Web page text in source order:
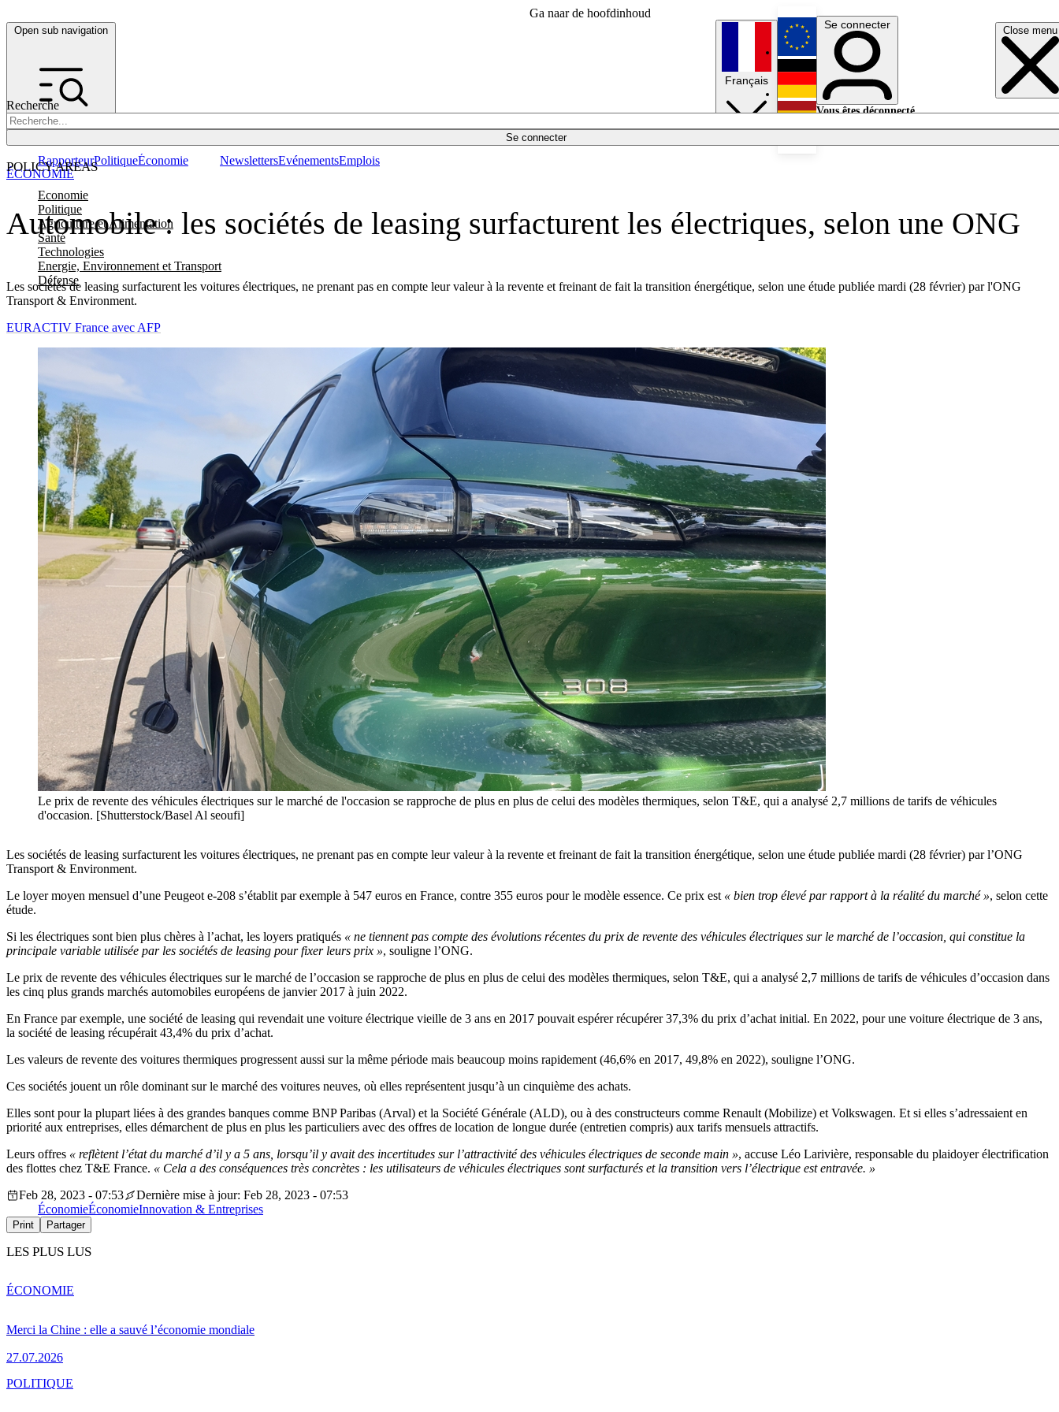
Ga naar de hoofdinhoud
Open sub navigation Close menu
Recherche
Se connecter
POLICY AREAS
Economie
Politique
Agriculture et Alimentation
Santé
Technologies
Energie, Environnement et Transport
Défense
RapporteurPolitiqueÉconomie NewslettersEvénementsEmplois
Français
English
Deutsch
Se connecter
Vous êtes déconnecté.
Automobile : les sociétés de leasing surfacturent les électriques, selon une ONG
Les sociétés de leasing surfacturent les voitures électriques, ne prenant pas en compte leur valeur à la revente et freinant de fait la transition énergétique, selon une étude publiée mardi (28 février) par l'ONG
Transport & Environment.
ÉCONOMIE
EURACTIV France avec AFP
Le prix de revente des véhicules électriques sur le marché de l'occasion se rapproche de plus en plus de celui des modèles thermiques, selon T&E, qui a analysé 2,7 millions de tarifs de véhicules
d'occasion. [Shutterstock/Basel Al seoufi]
Les sociétés de leasing surfacturent les voitures électriques, ne prenant pas en compte leur valeur à la revente et freinant de fait la transition énergétique, selon une étude publiée mardi (28 février) par l’ONG
Transport & Environment.
Le loyer moyen mensuel d’une Peugeot e-208 s’établit par exemple à 547 euros en France, contre 355 euros pour le modèle essence. Ce prix est « bien trop élevé par rapport à la réalité du marché », selon cette
étude.
Si les électriques sont bien plus chères à l’achat, les loyers pratiqués « ne tiennent pas compte des évolutions récentes du prix de revente des véhicules électriques sur le marché de l’occasion, qui constitue la
principale variable utilisée par les sociétés de leasing pour fixer leurs prix », souligne l’ONG.
Le prix de revente des véhicules électriques sur le marché de l’occasion se rapproche de plus en plus de celui des modèles thermiques, selon T&E, qui a analysé 2,7 millions de tarifs de véhicules d’occasion dans
les cinq plus grands marchés automobiles européens de janvier 2017 à juin 2022.
En France par exemple, une société de leasing qui revendait une voiture électrique vieille de 3 ans en 2017 pouvait espérer récupérer 37,3% du prix d’achat initial. En 2022, pour une voiture électrique de 3 ans,
la société de leasing récupérait 43,4% du prix d’achat.
Les valeurs de revente des voitures thermiques progressent aussi sur la même période mais beaucoup moins rapidement (46,6% en 2017, 49,8% en 2022), souligne l’ONG.
Ces sociétés jouent un rôle dominant sur le marché des voitures neuves, où elles représentent jusqu’à un cinquième des achats.
Elles sont pour la plupart liées à des grandes banques comme BNP Paribas (Arval) et la Société Générale (ALD), ou à des constructeurs comme Renault (Mobilize) et Volkswagen. Et si elles s’adressaient en
priorité aux entreprises, elles démarchent de plus en plus les particuliers avec des offres de location de longue durée (entretien compris) aux tarifs mensuels attractifs.
Leurs offres « reflètent l’état du marché d’il y a 5 ans, lorsqu’il y avait des incertitudes sur l’attractivité des véhicules électriques de seconde main », accuse Léo Larivière, responsable du plaidoyer électrification
des flottes chez T&E France. « Cela a des conséquences très concrètes : les utilisateurs de véhicules électriques sont surfacturés et la transition vers l’électrique est entravée. »
Feb 28, 2023 - 07:53
Dernière mise à jour: Feb 28, 2023 - 07:53
ÉconomieÉconomieInnovation & Entreprises
Print Partager
LES PLUS LUS
Merci la Chine : elle a sauvé l’économie mondiale
27.07.2026
ÉCONOMIE
POLITIQUE